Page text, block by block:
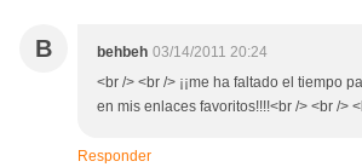
B behbeh 03/14/2011 20:24
<br /> <br /> ¡¡me ha faltado el tiempo
en mis enlaces favoritos!!!!<br /> <br />
Responder